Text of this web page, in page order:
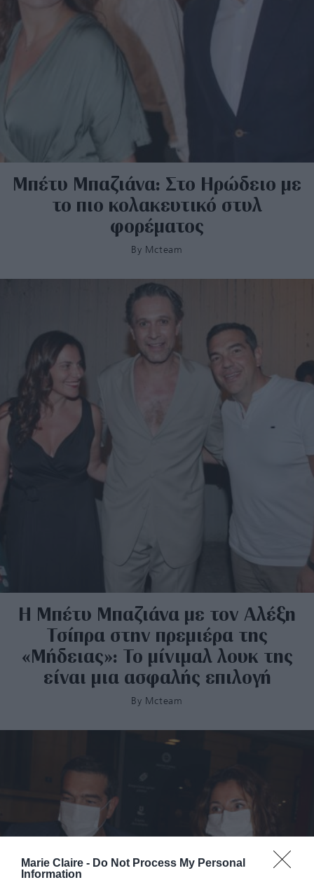
Marie Claire - Do Not Process My Personal
Information
Μπέτυ Μπαζιάνα: Στο Ηρώδειο με
το πιο κολακευτικό στυλ
φορέματος
By Mcteam
Η Μπέτυ Μπαζιάνα με τον Αλέξη
Τσίπρα στην πρεμιέρα της
«Μήδειας»: Το μίνιμαλ λουκ της
είναι μια ασφαλής επιλογή
By Mcteam